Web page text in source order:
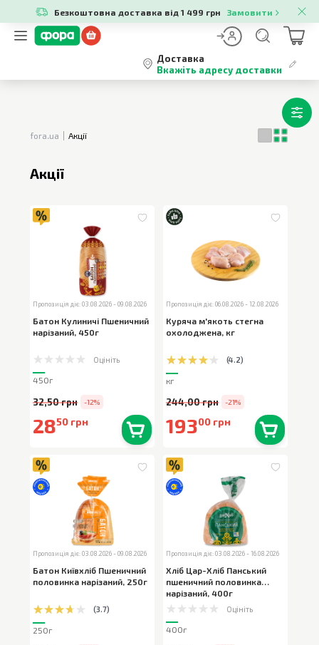
Безкоштовна доставка від 1 499 грн Замовити
Доставка
Вкажіть адресу доставки
fora.ua Акції
Акції
Пропозиція діє: 03.08.2026 - 09.08.2026
Батон Кулиничі Пшеничний
нарізаний, 450г
Оцініть
450г
32,50 грн -12%
2850 грн
Пропозиція діє: 06.08.2026 - 12.08.2026
Куряча м'якоть стегна
охолоджена, кг
(4.2)
кг
244,00 грн -21%
19300 грн
Пропозиція діє: 03.08.2026 - 09.08.2026
Батон Київхліб Пшеничний
половинка нарізаний, 250г
(3.7)
250г
Пропозиція діє: 03.08.2026 - 16.08.2026
Хліб Цар-Хліб Панський
пшеничний половинка
нарізаний, 400г
Оцініть
400г